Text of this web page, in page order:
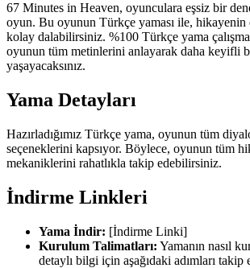
67 Minutes in Heaven, oyunculara eşsiz bir
oyun. Bu oyunun Türkçe yaması ile,
kolay dalabilirsiniz. %100 Türkçe yama
oyunun tüm metinlerini anlayarak daha keyifli
yaşayacaksınız.
Yama Detayları
Hazırladığımız Türkçe yama, oyunun tüm
seçeneklerini kapsıyor. Böylece, oyunun tüm
mekaniklerini rahatlıkla takip edebilirsiniz.
İndirme Linkleri
Yama İndir: [İndirme Linki]
Kurulum Talimatları: Yamanın nasıl
detaylı bilgi için aşağıdaki adımları takip